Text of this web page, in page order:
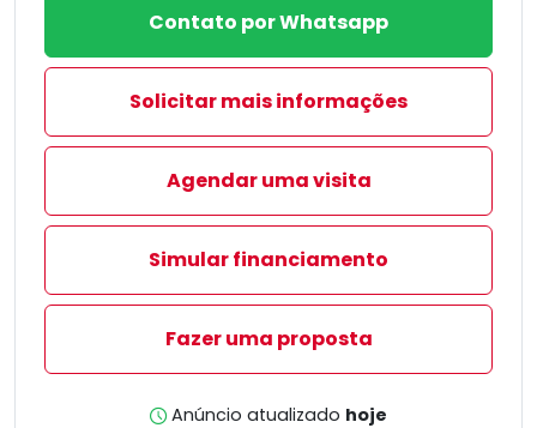
Contato por Whatsapp
Solicitar mais informações
Agendar uma visita
Simular financiamento
Fazer uma proposta
Anúncio atualizado hoje